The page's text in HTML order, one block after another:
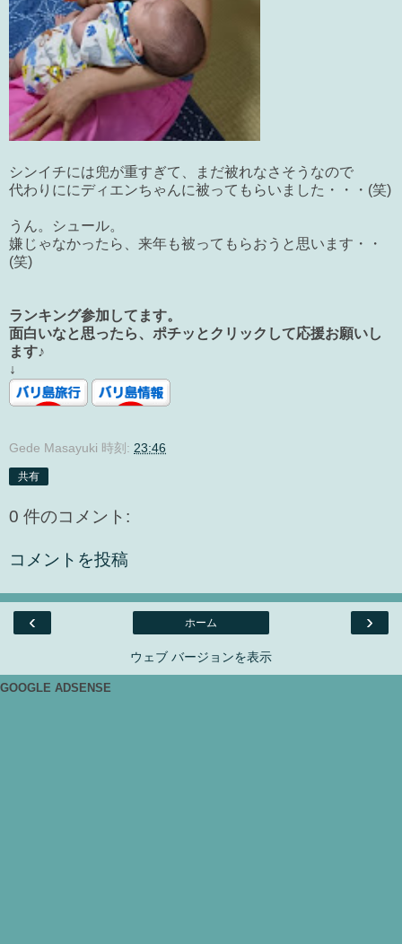
シンイチには兜が重すぎて、まだ被れなさそうなので
代わりににディエンちゃんに被ってもらいました・・・(笑)
うん。シュール。
嫌じゃなかったら、来年も被ってもらおうと思います・・
(笑)
ランキング参加してます。
面白いなと思ったら、ポチッとクリックして応援お願いし
ます♪
↓
Gede Masayuki 時刻: 23:46
共有
0 件のコメント:
コメントを投稿
‹ ›
ホーム
ウェブ バージョンを表示
GOOGLE ADSENSE